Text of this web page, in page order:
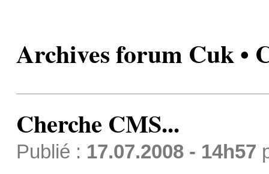
Archives forum Cuk •
Cherche CMS...
Publié : 17.07.2008 - 14h57